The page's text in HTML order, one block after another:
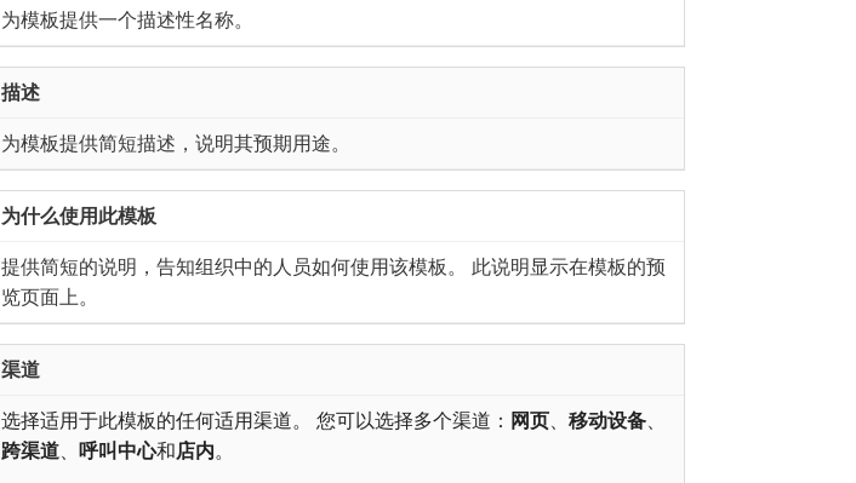
为模板提供一个描述性名称。
描述
为模板提供简短描述，说明其预期用途。
为什么使用此模板
提供简短的说明，告知组织中的人员如何使用该模板。 此说明显示在模板的预
览页面上。
渠道
选择适用于此模板的任何适用渠道。 您可以选择多个渠道： 网页、 移动设备、
跨渠道、 呼叫中心​和​店内。